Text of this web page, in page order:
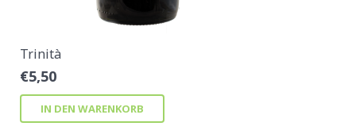
Trinità
€5,50
IN DEN WARENKORB